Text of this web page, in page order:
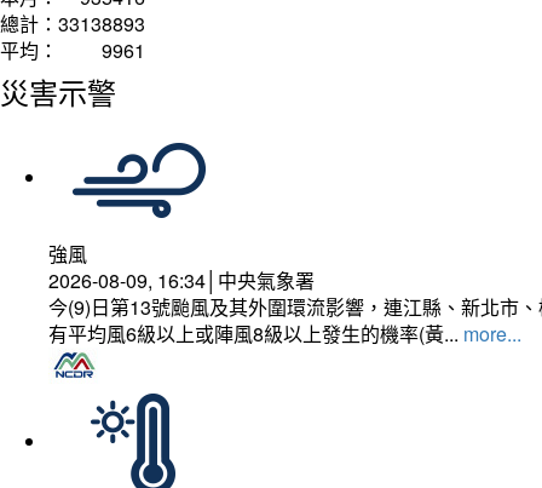
總計： 33138893
平均：
9961
災害示警
強風
2026-08-09, 16:34│中央氣象署
今(9)日第13號颱風及其外圍環流影響，連江縣、新北市
有平均風6級以上或陣風8級以上發生的機率(黃... more...